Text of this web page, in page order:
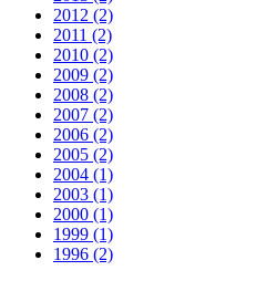
2012 (2)
2011 (2)
2010 (2)
2009 (2)
2008 (2)
2007 (2)
2006 (2)
2005 (2)
2004 (1)
2003 (1)
2000 (1)
1999 (1)
1996 (2)